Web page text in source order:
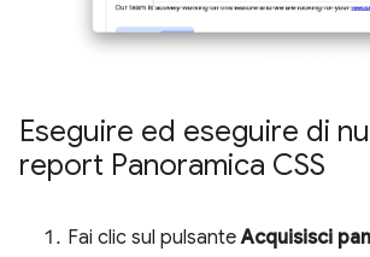
Eseguire ed eseguire di
report Panoramica CSS
Fai clic sul pulsanteAcquisisci